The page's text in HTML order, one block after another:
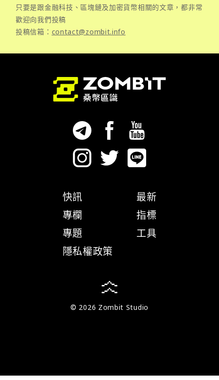
只要是跟金融科技、區塊鏈及加密貨幣相關的文章，都非常
歡迎向我們投稿
投稿信箱： contact@zombit.info
快訊
專欄
專題
隱私權政策
最新
指標
工具
© 2026 Zombit Studio